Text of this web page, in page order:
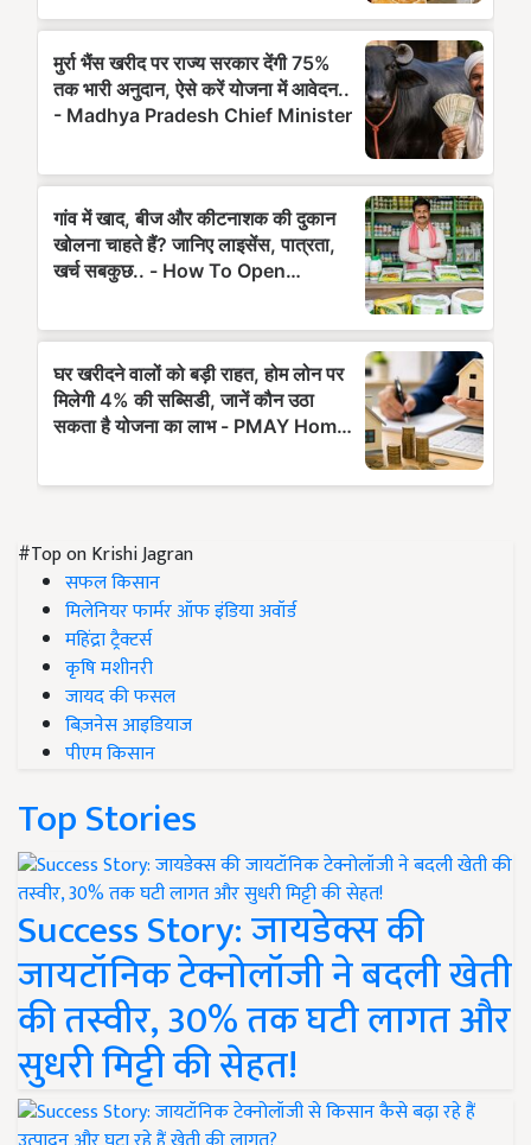
#Top on Krishi Jagran
सफल किसान
मिलेनियर फार्मर ऑफ इंडिया अवॉर्ड
महिंद्रा ट्रैक्टर्स
कृषि मशीनरी
जायद की फसल
बिज़नेस आइडियाज
पीएम किसान
Top Stories
Success Story: जायडेक्स की
जायटॉनिक टेक्नोलॉजी ने बदली खेती
की तस्वीर, 30% तक घटी लागत और
सुधरी मिट्टी की सेहत!